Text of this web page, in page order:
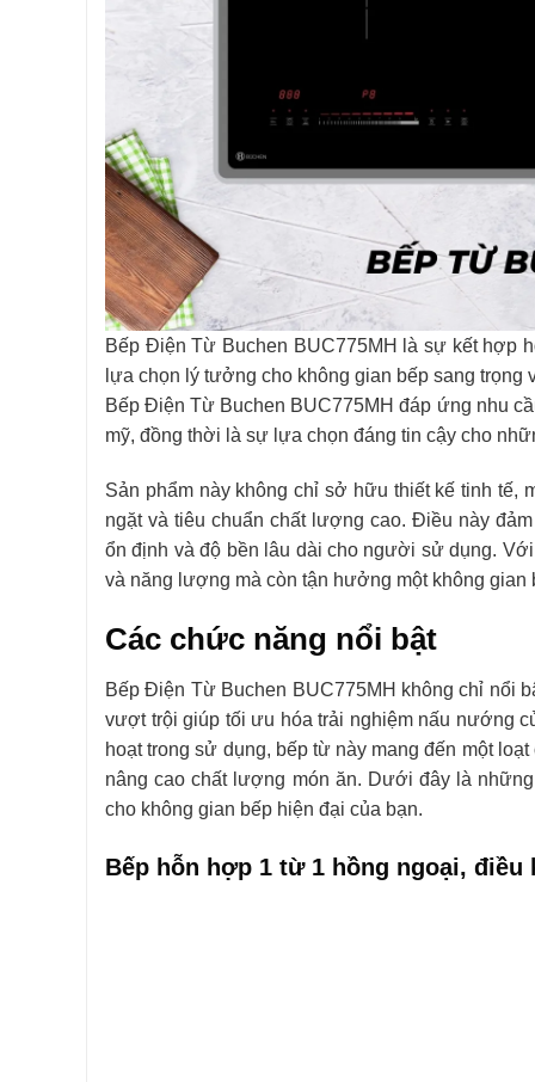
Bếp Điện Từ Buchen BUC775MH là sự kết hợp
lựa chọn lý tưởng cho không gian bếp sang
Bếp Điện Từ Buchen BUC775MH đáp ứng nhu
mỹ, đồng thời là sự lựa chọn đáng tin cậy cho
Sản phẩm này không chỉ sở hữu thiết kế tinh tế,
ngặt và tiêu chuẩn chất lượng cao. Điều này
ổn định và độ bền lâu dài cho người sử dụng.
và năng lượng mà còn tận hưởng một không gian
Các chức năng nổi bật
Bếp Điện Từ Buchen BUC775MH không chỉ nổi
vượt trội giúp tối ưu hóa trải nghiệm nấu nướng
hoạt trong sử dụng, bếp từ này mang đến một
nâng cao chất lượng món ăn. Dưới đây là
cho không gian bếp hiện đại của bạn.
Bếp hỗn hợp 1 từ 1 hồng ngoại, điều